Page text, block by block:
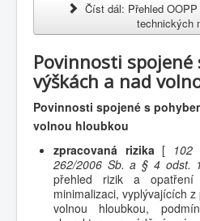
Číst dál: Přehled
technických
Povinnosti spojené
výškách a nad
Povinnosti spojené s
volnou hloubkou
zpracovaná rizika[ 102
262/2006 Sb. a § 4 odst.
přehled rizik a
minimalizaci, vyplývajících
volnou hloubkou,